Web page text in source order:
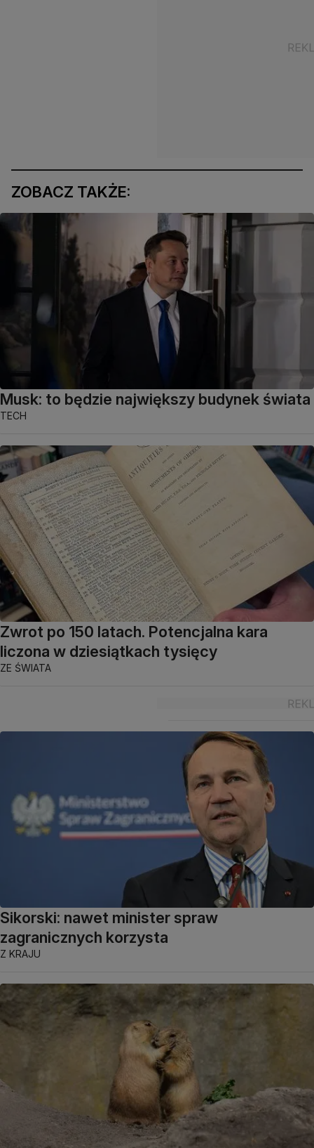
ZOBACZ TAKŻE:
Musk: to będzie największy budynek świata
TECH
Zwrot po 150 latach. Potencjalna kara
liczona w dziesiątkach tysięcy
ZE ŚWIATA
Sikorski: nawet minister spraw
zagranicznych korzysta
Z KRAJU